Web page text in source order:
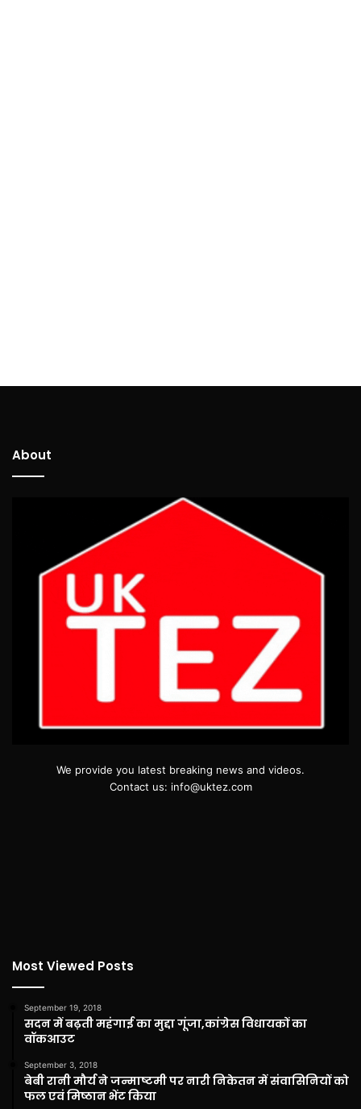
About
We provide you latest breaking news and videos.
Contact us: info@uktez.com
Most Viewed Posts
September 19, 2018
सदन में बढ़ती महंगाई का मुद्दा गूंजा,कांग्रेस विधायकों का
वॉकआउट
September 3, 2018
बेबी रानी मौर्य ने जन्माष्टमी पर नारी निकेतन में संवासिनियों को
फल एवं मिष्ठान भेंट किया